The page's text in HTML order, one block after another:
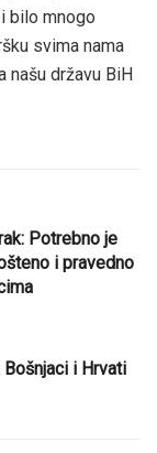
bilo mnogo
svima nama
našu državu BiH
Potrebno je
i pravedno
i Hrvati